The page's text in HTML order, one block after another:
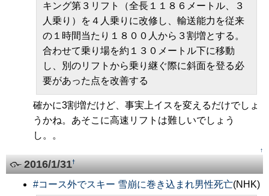
キング第３リフト（全長１１８６メートル、３
人乗り）を４人乗りに改修し、輸送能力を従来
の１時間当たり１８００人から３割増とする。
合わせて乗り場を約１３０メートル下に移動
し、別のリフトから乗り継ぐ際に斜面を登る必
要があった点を改善する
確かに3割増だけど、事実上イスを変えるだけでしょ
うかね。あそこに高速リフトは難しいでしょう
し。。
↑
2016/1/31†
#コース外でスキー 雪崩に巻き込まれ男性死亡(NHK)